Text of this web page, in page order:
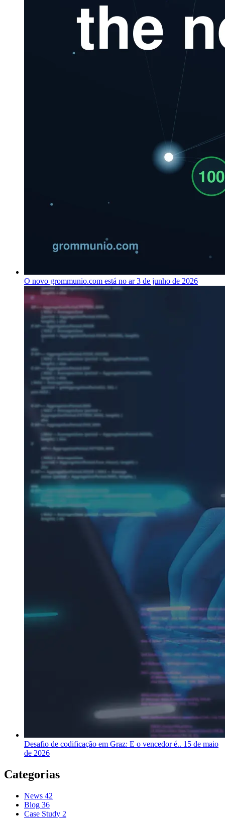
O novo grommunio.com está no ar 3 de junho de 2026
Desafio de codificação em Graz: E o vencedor é.. 15 de maio
de 2026
Categorias
News 42
Blog 36
Case Study 2